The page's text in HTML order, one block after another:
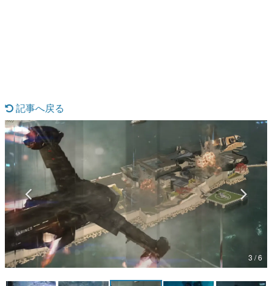
特集記事
マンガ
女性向け
アプリレビュー
その他
電ファミニコゲーマーとは？
運営：株式会社マレ
記事へ戻る
3 / 6